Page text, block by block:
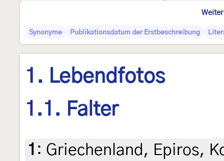
Synonyme Publikationsdatum der Erstbeschreibung
1. Lebendfotos
1.1. Falter
1 : Griechenland, Epiros,